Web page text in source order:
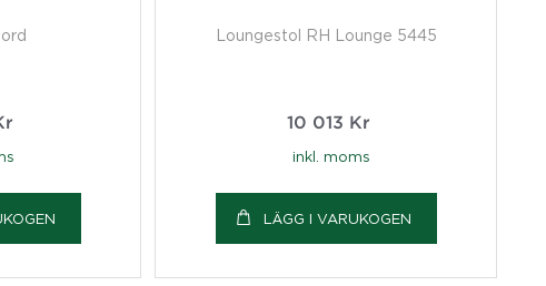
Loungestol RH Lounge 5445
10 013 Kr
inkl. moms
LÄGG I VARUKOGEN